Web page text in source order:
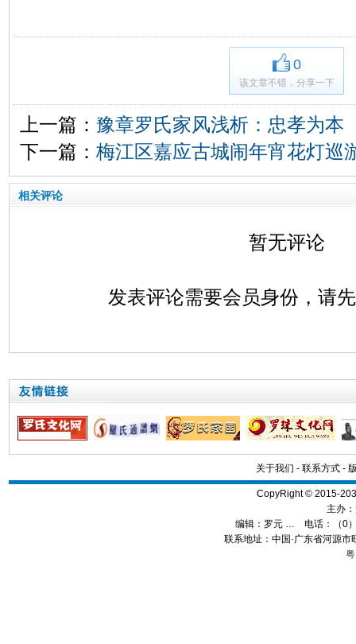
0
该文章不错，分享一下
上一篇： 豫章罗氏家风浅析：忠孝为本
下一篇： 梅江区嘉应古城闹年宵花灯巡
相关评论
暂无评论
发表评论需要会员身份，请
关于我们 - 联系方式-
CopyRight © 2015-
主办：
编辑： 罗元 … 电话：（0
联系地址：中国·广东省河源